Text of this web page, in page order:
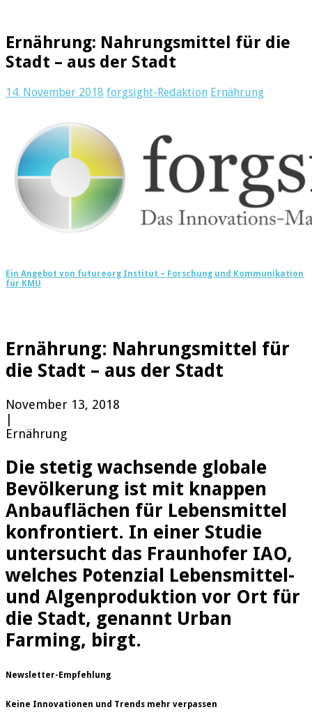
Ernährung: Nahrungsmittel für die
Stadt – aus der Stadt
14. November 2018 forgsight-Redaktion Ernährung
Ein Angebot von futureorg Institut – Forschung und Kommunikation
für KMU
Ernährung: Nahrungsmittel für
die Stadt – aus der Stadt
November 13, 2018
|
Ernährung
Die stetig wachsende globale
Bevölkerung ist mit knappen
Anbauflächen für Lebensmittel
konfrontiert. In einer Studie
untersucht das Fraunhofer IAO,
welches Potenzial Lebensmittel-
und Algenproduktion vor Ort für
die Stadt, genannt Urban
Farming, birgt.
Newsletter-Empfehlung
Keine Innovationen und Trends mehr verpassen